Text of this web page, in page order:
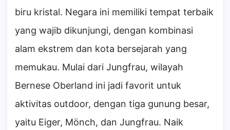
biru kristal. Negara ini memiliki tempat terbaik
yang wajib dikunjungi, dengan kombinasi
alam ekstrem dan kota bersejarah yang
memukau. Mulai dari Jungfrau, wilayah
Bernese Oberland ini jadi favorit untuk
aktivitas outdoor, dengan tiga gunung besar,
yaitu Eiger, Mönch, dan Jungfrau. Naik